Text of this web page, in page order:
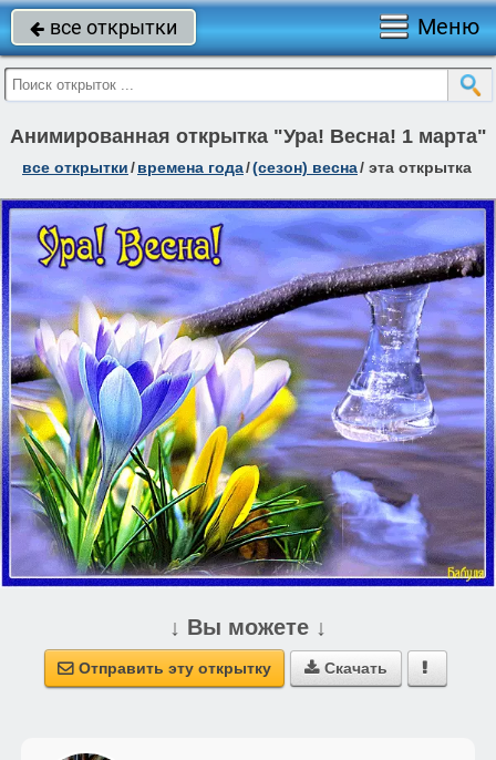
 все открытки Меню
Анимированная открытка "Ура! Весна! 1 марта"
все открытки/времена года/(сезон) весна/ эта открытка
↓ Вы можете ↓
 Отправить эту открытку  Скачать 